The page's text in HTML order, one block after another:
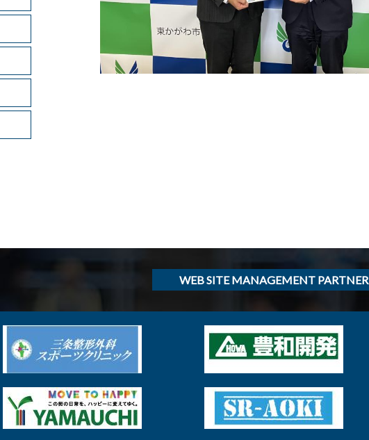
WEB SITE MANAGEMENT PARTNER